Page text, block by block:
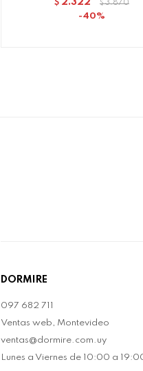
$ 2.322 $ 3.870
40
DORMIRE
097 682 711
Ventas web, Montevideo
ventas@dormire.com.uy
Lunes a Viernes de 10:00 a